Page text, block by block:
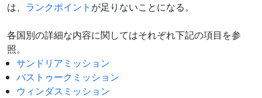
は、 ランクポイント が足りないことになる。
各国別の詳細な内容に関してはそれぞれ下記の項目を参
照。
サンドリアミッション
バストゥークミッション
ウィンダスミッション